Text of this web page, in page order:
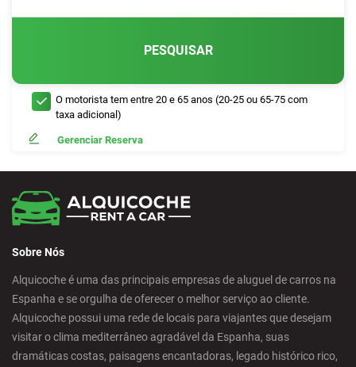
PESQUISAR
O motorista tem entre 20 e 65 anos (20-25 ou 65-75 com
taxa adicional)
Gerenciar Reserva
Sobre Nós
Alquicoche é uma das principais empresas de aluguel de carros na
Espanha e se orgulha de oferecer o melhor serviço ao cliente.
Alquicoche possui uma rede de locais para viajantes que desejam
visitar o clima mediterrâneo agradável da Espanha, suas
dramáticas costas, paisagens encantadoras, legado histórico rico,